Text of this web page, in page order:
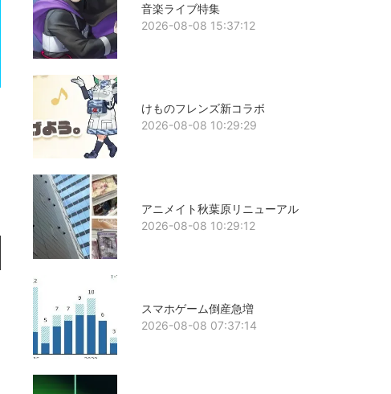
音楽ライブ特集
2026-08-08 15:37:12
けものフレンズ新コラボ
2026-08-08 10:29:29
アニメイト秋葉原リニューアル
2026-08-08 10:29:12
スマホゲーム倒産急増
2026-08-08 07:37:14